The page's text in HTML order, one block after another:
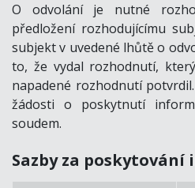
O odvolání je nutné
předložení rozhodujícímu
subjekt v uvedené lhůtě o
to, že vydal rozhodnutí,
napadené rozhodnutí
žádosti o poskytnutí
soudem.
Sazby za